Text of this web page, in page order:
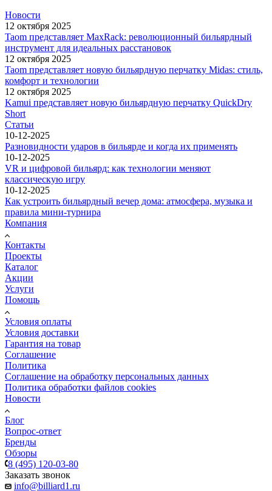
Новости
12 октября 2025
Taom представляет MaxRack: революционный бильярдный
инструмент для идеальных расстановок
12 октября 2025
Taom представляет новую бильярдную перчатку Midas: стиль,
комфорт и технологии
12 октября 2025
Kamui представляет новую бильярдную перчатку QuickDry
Short
Статьи
10-12-2025
Разновидности ударов в бильярде и когда их применять
10-12-2025
VR и цифровой бильярд: как технологии меняют
классическую игру
10-12-2025
Как устроить бильярдный вечер дома: атмосфера, музыка и
правила мини-турнира
Компания
Контакты
Проекты
Каталог
Акции
Услуги
Помощь
Условия оплаты
Условия доставки
Гарантия на товар
Соглашение
Политика
Соглашение на обработку персональных данных
Политика обработки файлов cookies
Новости
Блог
Вопрос-ответ
Бренды
Обзоры
8 (495) 120-03-80
Заказать звонок
info@billiard1.ru